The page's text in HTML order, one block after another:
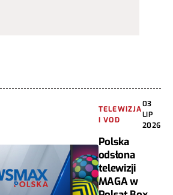
TELEWIZJA
I VOD
03
LIP
2026
Polska
odsłona
telewizji
MAGA w